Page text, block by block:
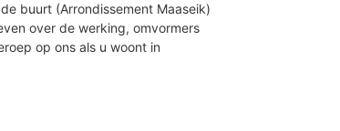
buurt (Arrondissement Maaseik)
over de werking, omvormers
op ons als u woont in